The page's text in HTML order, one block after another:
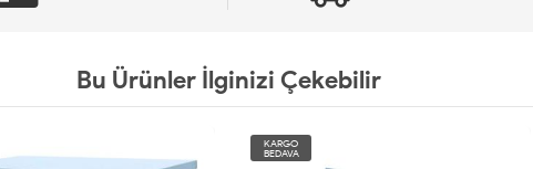
Bu Ürünler İlginizi Çekebilir
KARGO
BEDAVA